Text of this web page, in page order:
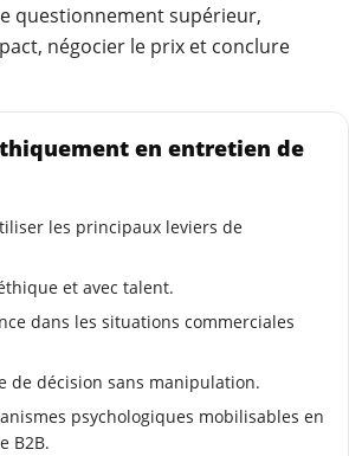
questionnement supérieur,
négocier le prix et conclure
en entretien de
les principaux leviers de
et avec talent.
dans les situations commerciales
de décision sans manipulation.
psychologiques mobilisables en
B2B.